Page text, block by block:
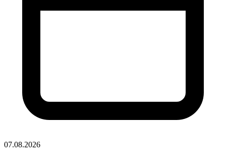
07.08.2026